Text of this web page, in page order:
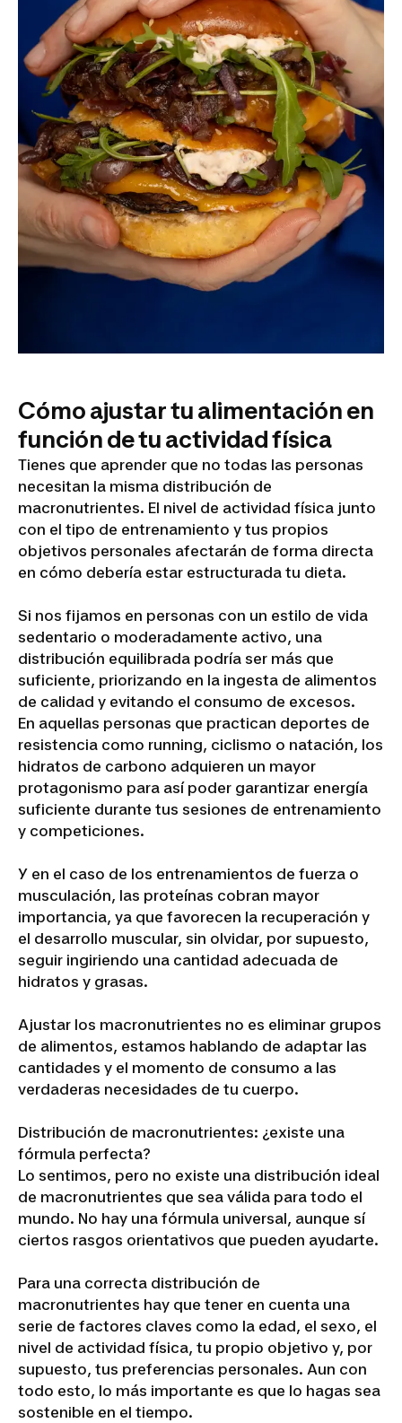
Cómo ajustar tu alimentación en
función de tu actividad física
Tienes que aprender que no todas las personas
necesitan la misma distribución de
macronutrientes. El nivel de actividad física junto
con el tipo de entrenamiento y tus propios
objetivos personales afectarán de forma directa
en cómo debería estar estructurada tu dieta.
Si nos fijamos en personas con un estilo de vida
sedentario o moderadamente activo, una
distribución equilibrada podría ser más que
suficiente, priorizando en la ingesta de alimentos
de calidad y evitando el consumo de excesos.
En aquellas personas que practican deportes de
resistencia como running, ciclismo o natación, los
hidratos de carbono adquieren un mayor
protagonismo para así poder garantizar energía
suficiente durante tus sesiones de entrenamiento
y competiciones.
Y en el caso de los entrenamientos de fuerza o
musculación, las proteínas cobran mayor
importancia, ya que favorecen la recuperación y
el desarrollo muscular, sin olvidar, por supuesto,
seguir ingiriendo una cantidad adecuada de
hidratos y grasas.
Ajustar los macronutrientes no es eliminar grupos
de alimentos, estamos hablando de adaptar las
cantidades y el momento de consumo a las
verdaderas necesidades de tu cuerpo.
Distribución de macronutrientes: ¿existe una
fórmula perfecta?
Lo sentimos, pero no existe una distribución ideal
de macronutrientes que sea válida para todo el
mundo. No hay una fórmula universal, aunque sí
ciertos rasgos orientativos que pueden ayudarte.
Para una correcta distribución de
macronutrientes hay que tener en cuenta una
serie de factores claves como la edad, el sexo, el
nivel de actividad física, tu propio objetivo y, por
supuesto, tus preferencias personales. Aun con
todo esto, lo más importante es que lo hagas sea
sostenible en el tiempo.